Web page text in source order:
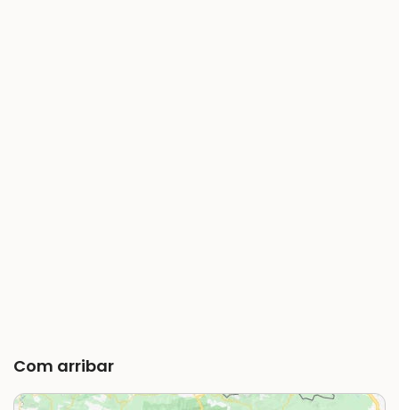
Com arribar